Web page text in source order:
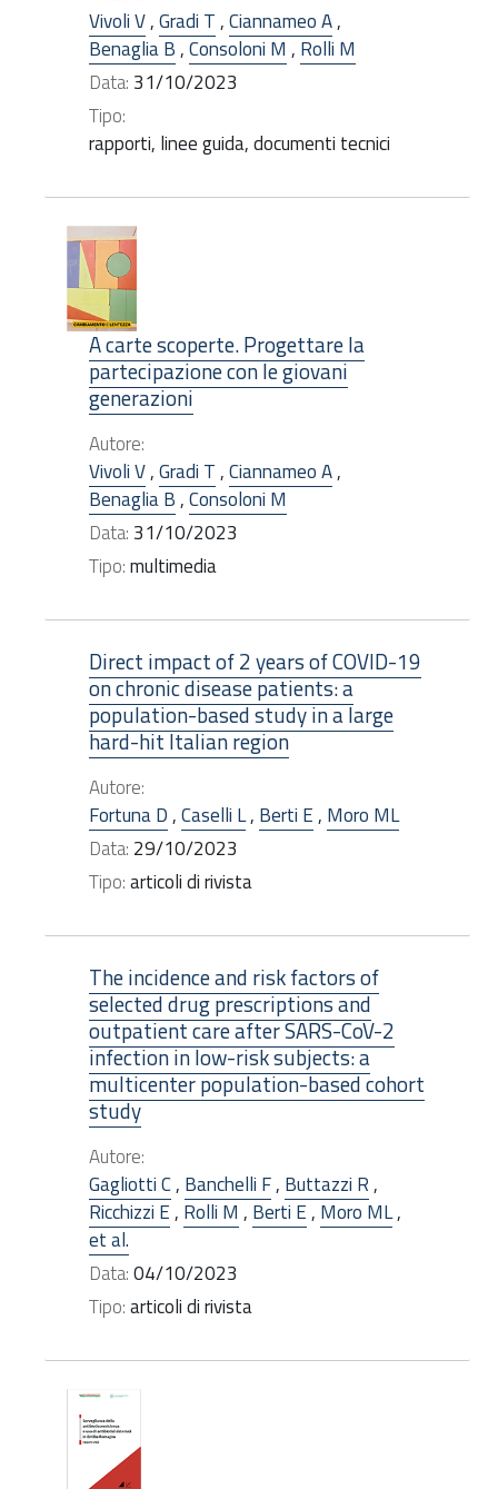
Vivoli V,Gradi T,Ciannameo A,
Benaglia B,Consoloni M , Rolli M
Data: 31/10/2023
Tipo:
rapporti, linee guida, documenti tecnici
A carte scoperte. Progettare la
partecipazione con le giovani
generazioni
Autore:
Vivoli V,Gradi T,Ciannameo A,
Benaglia B,Consoloni M
Data: 31/10/2023
Tipo:multimedia
Direct impact of 2 years of COVID-19
on chronic disease patients: a
population-based study in a large
hard-hit Italian region
Autore:
Fortuna D,Caselli L, Berti E, Moro ML
Data: 29/10/2023
Tipo:articoli di rivista
The incidence and risk factors of
selected drug prescriptions and
outpatient care after SARS-CoV-2
infection in low-risk subjects: a
multicenter population-based cohort
study
Autore:
Gagliotti C, Banchelli F, Buttazzi R,
Ricchizzi E, Rolli M , Berti E, Moro ML,
et al.
Data:04/10/2023
Tipo:articoli di rivista